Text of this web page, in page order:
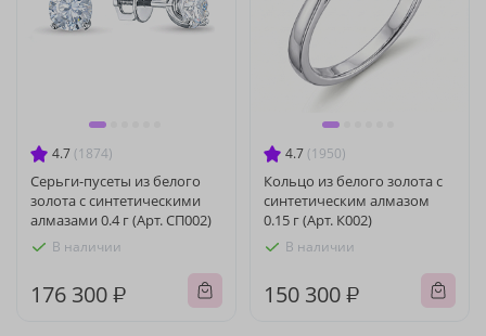
4.7 (1874)
Серьги-пусеты из белого
золота с синтетическими
алмазами 0.4 г (Арт. СП002)
В наличии
176 300 ₽
4.7 (1950)
Кольцо из белого золота с
синтетическим алмазом
0.15 г (Арт. К002)
В наличии
150 300 ₽